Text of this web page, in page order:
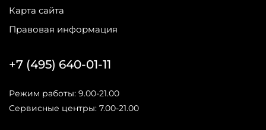
Карта сайта
Правовая информация
+7 (495) 640-01-11
Режим работы: 9.00-21.00
Сервисные центры: 7.00-21.00